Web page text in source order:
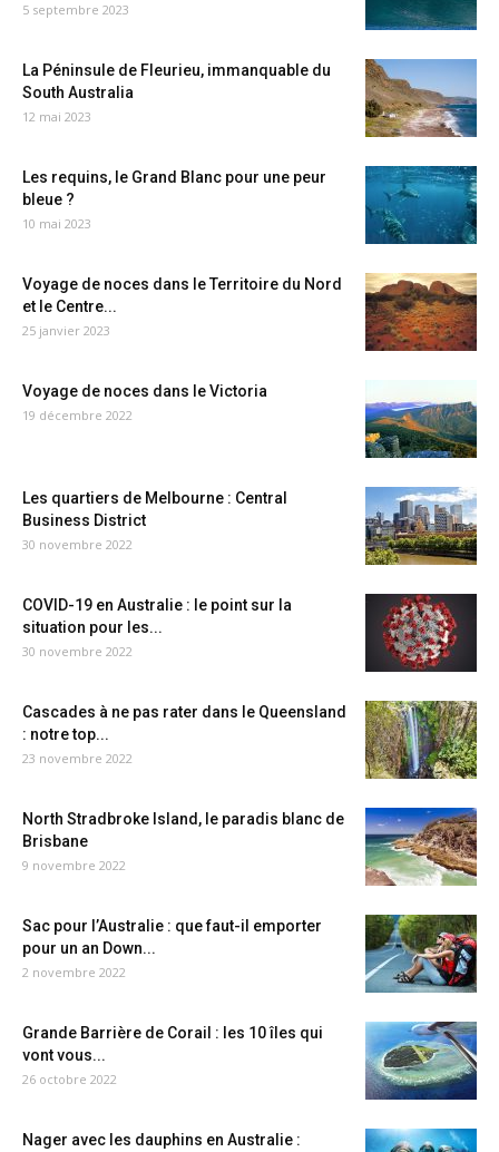
5 septembre 2023
La Péninsule de Fleurieu, immanquable du
South Australia
12 mai 2023
Les requins, le Grand Blanc pour une peur
bleue ?
10 mai 2023
Voyage de noces dans le Territoire du Nord
et le Centre...
25 janvier 2023
Voyage de noces dans le Victoria
19 décembre 2022
Les quartiers de Melbourne : Central
Business District
30 novembre 2022
COVID-19 en Australie : le point sur la
situation pour les...
30 novembre 2022
Cascades à ne pas rater dans le Queensland
: notre top...
23 novembre 2022
North Stradbroke Island, le paradis blanc de
Brisbane
9 novembre 2022
Sac pour l’Australie : que faut-il emporter
pour un an Down...
2 novembre 2022
Grande Barrière de Corail : les 10 îles qui
vont vous...
26 octobre 2022
Nager avec les dauphins en Australie :